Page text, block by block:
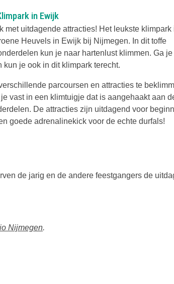
in Ewijk
met uitdagende attracties! Het leukste klimpark
Heuvels in Ewijk bij Nijmegen. In dit toffe
kun je naar hartenlust klimmen. Ga je
kun je ook in dit klimpark terecht.
parcoursen en attracties te
vast in een klimtuigje dat is aangehaakt aan
De attracties zijn uitdagend voor
goede adrenalinekick voor de echte durfals!
de jarig en de andere feestgangers de
Nijmegen.